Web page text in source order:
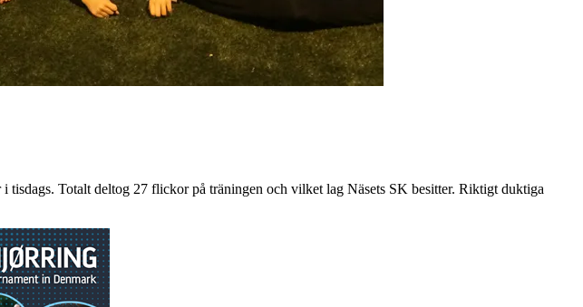
i tisdags. Totalt deltog 27 flickor på träningen och vilket lag Näsets SK besitter. Riktigt duktiga